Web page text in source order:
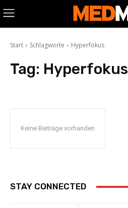
Start Schlagworte Hyperfokus
Tag: Hyperfokus
Keine Beiträge vorhanden
STAY CONNECTED